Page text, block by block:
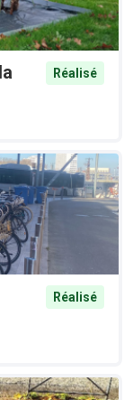
Réalisé
Réalisé